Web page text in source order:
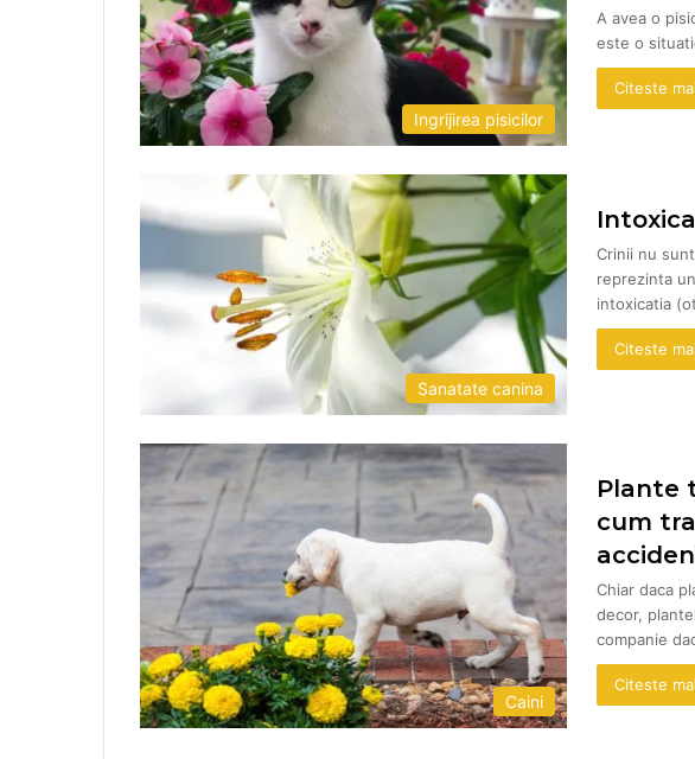
Ingrijirea pisicilor
A avea o
este o
Citeste
Sanatate canina
Crinii nu
reprezinta
intoxicatia
Citeste
Caini
Plante
cum
Chiar daca
decor,
companie
Citeste